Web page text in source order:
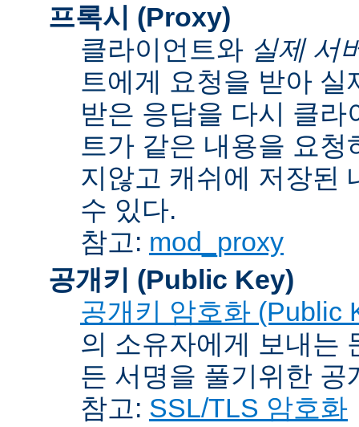
프록시 (Proxy)
클라이언트와 실제 서
트에게 요청을 받아
받은 응답을 다시 클
트가 같은 내용을 요
지않고 캐쉬에 저장된
수 있다.
참고: mod_proxy
공개키 (Public Key)
공개키 암호화 (Public
의 소유자에게 보내는
든 서명을 풀기위한 공
참고: SSL/TLS 암호화